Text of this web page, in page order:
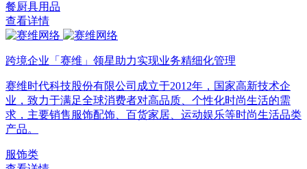
餐厨具用品
查看详情
跨境企业「赛维」领星助力实现业务精细化管理
赛维时代科技股份有限公司成立于2012年，国家高新技术企
业，致力于满足全球消费者对高品质、个性化时尚生活的需
求，主要销售服饰配饰、百货家居、运动娱乐等时尚生活品类
产品。
服饰类